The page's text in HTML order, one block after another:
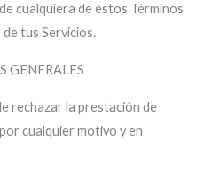
cualquiera de estos Términos
tus Servicios.
GENERALES
rechazar la prestación de
cualquier motivo y en